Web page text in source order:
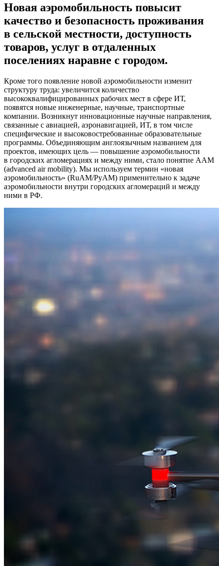
Новая аэромобильность повысит
качество и безопасность проживания
в сельской местности, доступность
товаров, услуг в отдаленных
поселениях наравне с городом.
Кроме того появление новой аэромобильности изменит
структуру труда: увеличится количество
высококвалифицированных рабочих мест в сфере ИТ,
появятся новые инженерные, научные, транспортные
компании. Возникнут инновационные научные направления,
связанные с авиацией, аэронавигацией, ИТ, в том числе
специфические и высоковостребованные образовательные
программы. Объединяющим англоязычным названием для
проектов, имеющих цель — повышение аэромобильности
в городских агломерациях и между ними, стало понятие AAM
(advanced air mobility). Мы используем термин «новая
аэромобильность» (RuAM/РуАМ) применительно к задаче
аэромобильности внутри городских агломераций и между
ними в РФ.